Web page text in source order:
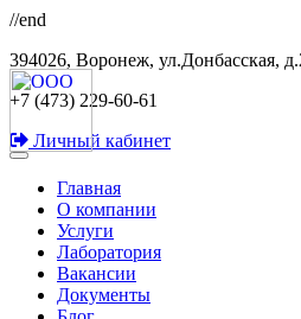
//end
394026, Воронеж, ул.Донбасская,
+7 (473) 229-60-61
Личный кабинет
Главная
О компании
Услуги
Лаборатория
Вакансии
Документы